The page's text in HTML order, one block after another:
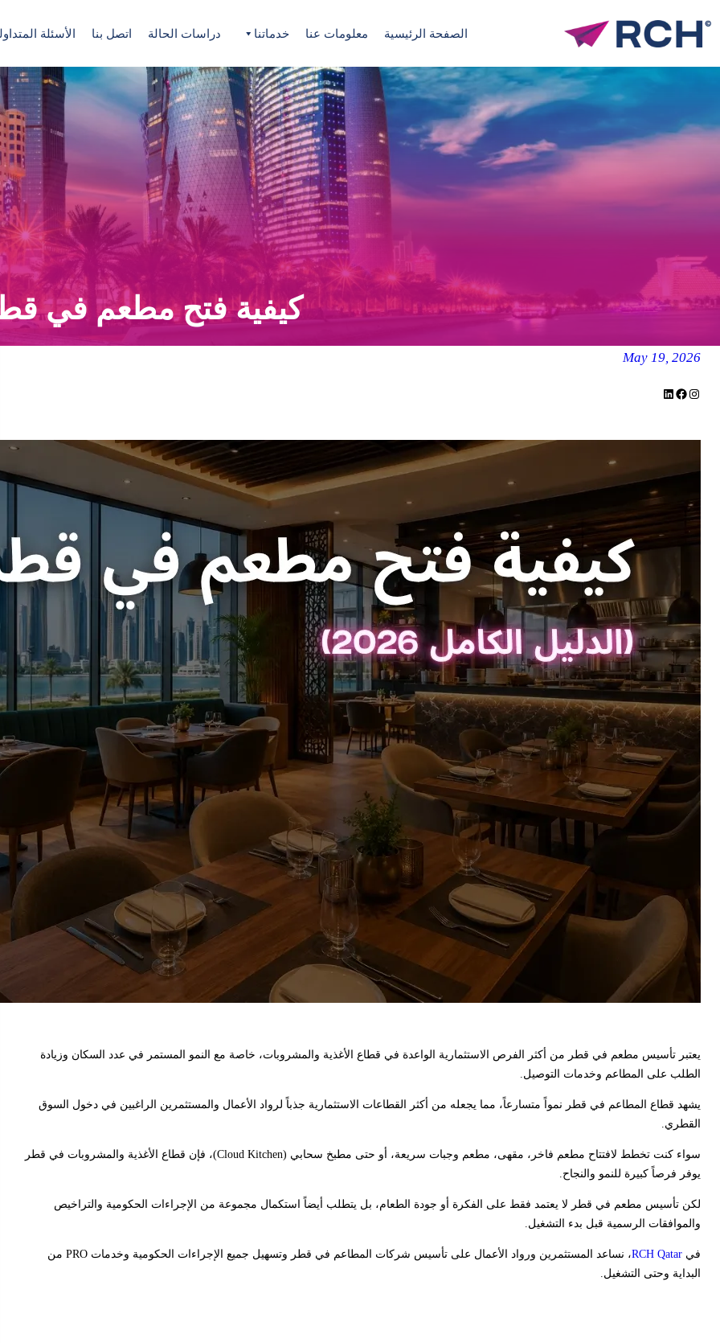
الصفحة الرئيسية معلومات عنا خدماتنا دراسات الحالة اتصل بنا الأسئلة
كيفية فتح مطعم في قطر
May 19, 2026
Instagram
Facebook
LinkedIn
يعتبر تأسيس مطعم في قطر من أكثر الفرص الاستثمارية الواعدة في قطاع الأغذية والمشروبات، خاصة مع النمو المستمر في عدد السكان وزيادة
الطلب على المطاعم وخدمات التوصيل.
يشهد قطاع المطاعم في قطر نمواً متسارعاً، مما يجعله من أكثر القطاعات الاستثمارية جذباً لرواد الأعمال والمستثمرين الراغبين في دخول السوق
القطري.
سواء كنت تخطط لافتتاح مطعم فاخر، مقهى، مطعم وجبات سريعة، أو حتى مطبخ سحابي (Cloud Kitchen)، فإن قطاع الأغذية والمشروبات في قطر
يوفر فرصاً كبيرة للنمو والنجاح.
لكن تأسيس مطعم في قطر لا يعتمد فقط على الفكرة أو جودة الطعام، بل يتطلب أيضاً استكمال مجموعة من الإجراءات الحكومية والتراخيص
والموافقات الرسمية قبل بدء التشغيل.
في RCH Qatar
، نساعد المستثمرين ورواد الأعمال على تأسيس شركات المطاعم في قطر وتسهيل جميع الإجراءات الحكومية وخدمات PRO من
البداية وحتى التشغيل.